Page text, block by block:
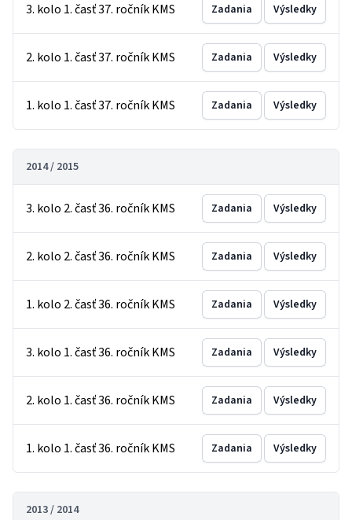
3. kolo 1. časť 37. ročník KMS Zadania Výsledky
2. kolo 1. časť 37. ročník KMS Zadania Výsledky
1. kolo 1. časť 37. ročník KMS Zadania Výsledky
2014 / 2015
3. kolo 2. časť 36. ročník KMS Zadania Výsledky
2. kolo 2. časť 36. ročník KMS Zadania Výsledky
1. kolo 2. časť 36. ročník KMS Zadania Výsledky
3. kolo 1. časť 36. ročník KMS Zadania Výsledky
2. kolo 1. časť 36. ročník KMS Zadania Výsledky
1. kolo 1. časť 36. ročník KMS Zadania Výsledky
2013 / 2014